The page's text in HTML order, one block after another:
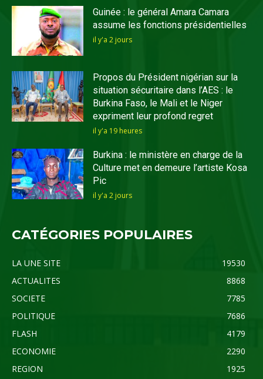
Guinée : le général Amara Camara
assume les fonctions présidentielles
il y'a 2 jours
Propos du Président nigérian sur la
situation sécuritaire dans l’AES : le
Burkina Faso, le Mali et le Niger
expriment leur profond regret
il y'a 19 heures
Burkina : le ministère en charge de la
Culture met en demeure l’artiste Kosa
Pic
il y'a 2 jours
CATÉGORIES POPULAIRES
LA UNE SITE
19530
ACTUALITES
8868
SOCIETE
7785
POLITIQUE
7686
FLASH
4179
ECONOMIE
2290
REGION
1925